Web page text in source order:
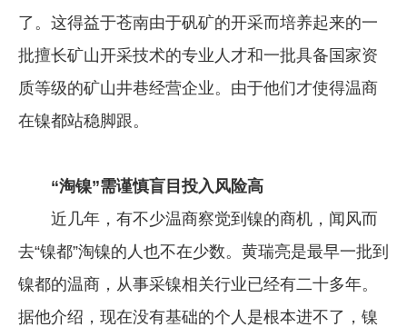
了。这得益于苍南由于矾矿的开采而培养起来的一
批擅长矿山开采技术的专业人才和一批具备国家资
质等级的矿山井巷经营企业。由于他们才使得温商
在镍都站稳脚跟。
“淘镍”需谨慎盲目投入风险高
近几年，有不少温商察觉到镍的商机，闻风而
去“镍都”淘镍的人也不在少数。黄瑞亮是最早一批到
镍都的温商，从事采镍相关行业已经有二十多年。
据他介绍，现在没有基础的个人是根本进不了，镍